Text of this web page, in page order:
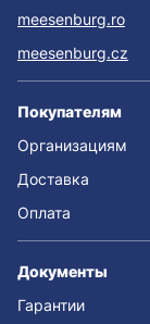
meesenburg.ro
meesenburg.cz
Покупателям
Организациям
Доставка
Оплата
Документы
Гарантии